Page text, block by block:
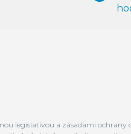
legislatívou a zásadami